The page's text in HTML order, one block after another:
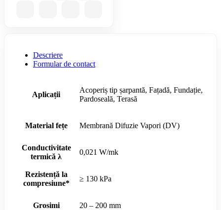
Descriere
Formular de contact
Aplicații
Acoperiș tip șarpantă, Fațadă, Fundație,
Pardoseală, Terasă
Material fețe Membrană Difuzie Vapori (DV)
Conductivitate
termică λ
0,021 W/mk
Rezistență la
compresiune*
≥ 130 kPa
Grosimi 20 – 200 mm